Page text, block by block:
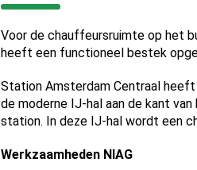
Voor de chauffeursruimte op het
heeft een functioneel bestek
Station Amsterdam Centraal
de moderne IJ-hal aan de kant
station. In deze IJ-hal wordt een
Werkzaamheden NIAG